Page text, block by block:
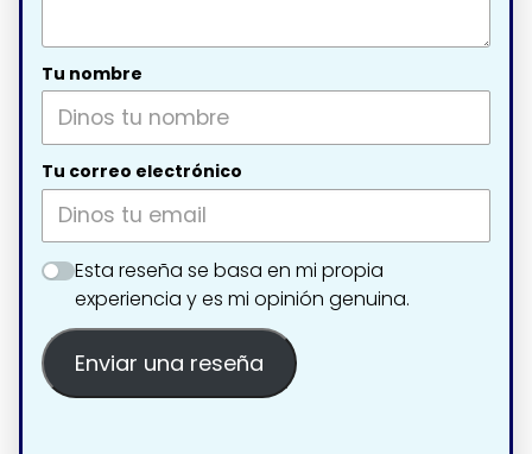
Tu nombre
Tu correo electrónico
Esta reseña se basa en mi propia
experiencia y es mi opinión genuina.
Enviar una reseña